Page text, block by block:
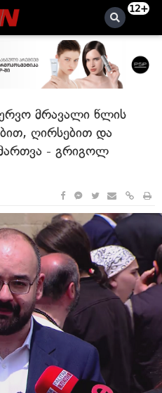
12+
მრავალი წლის
ღირსებით და
- გრიგოლ